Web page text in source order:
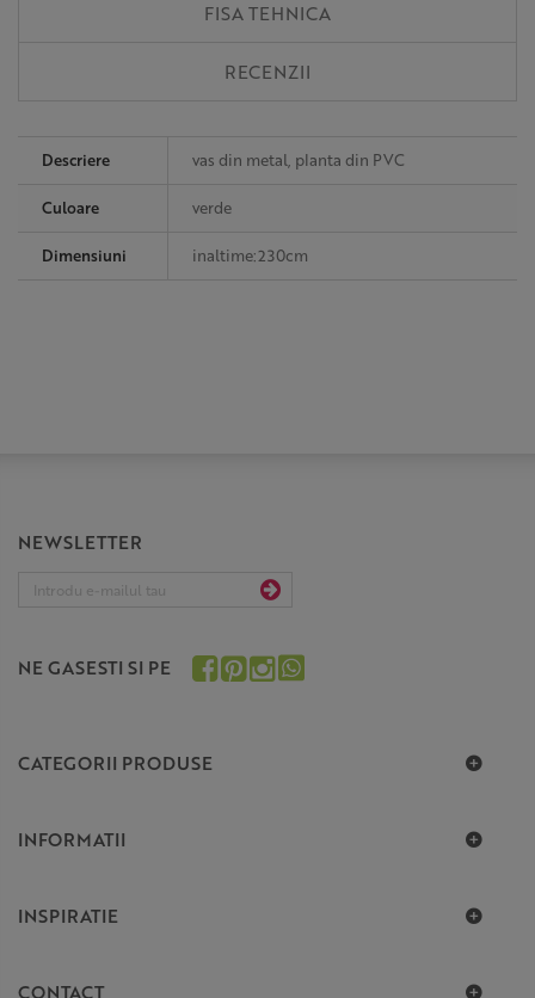
FISA TEHNICA
RECENZII
Descriere vas din metal, planta din PVC
Culoare verde
Dimensiuni inaltime:230cm
NEWSLETTER
NE GASESTI SI PE
CATEGORII PRODUSE
INFORMATII
INSPIRATIE
CONTACT